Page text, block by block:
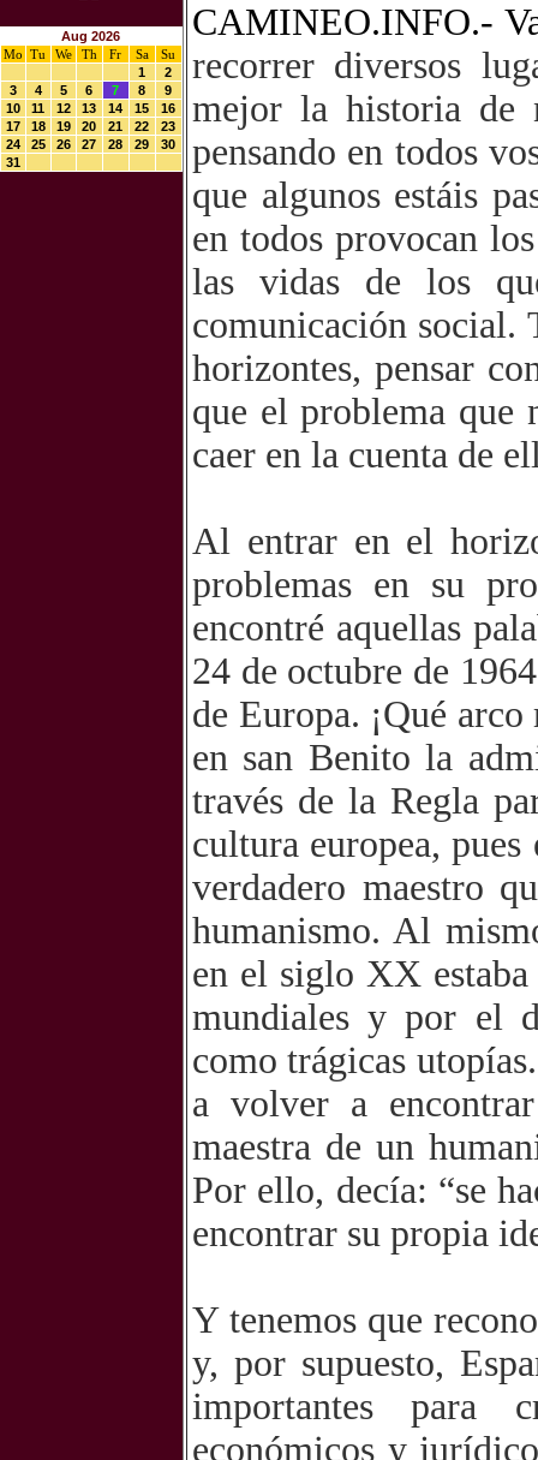
Aug 2026
Mo
Tu We Th Fr Sa
Su
1
2
3
4 5 6 7 8
9
10
11 12 13 14 15
16
17
18 19 20 21 22
23
24
25 26 27 28 29
30
31
CAMINEO.INFO.-
recorrer diversos
mejor la historia de
pensando en todos
que algunos estáis
en todos provocan
las vidas de los
comunicación social.
horizontes, pensar
que el problema que
caer en la cuenta de
Al entrar en el
problemas en su
encontré aquellas
24 de octubre de
de Europa. ¡Qué
en san Benito la
través de la Regla
cultura europea,
verdadero maestro
humanismo. Al
en el siglo XX
mundiales y por el
como trágicas
a volver a
maestra de un
Por ello, decía: “se
encontrar su propia
Y tenemos que
y, por supuesto,
importantes para
económicos y